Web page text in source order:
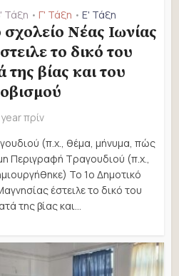
Τάξη • Γ' Τάξη • Ε' Τάξη
Νέας Ιωνίας
το δικό του
βίας και του
year πρίν
(π.χ., θέμα, μήνυμα, πώς
Περιγραφή Τραγουδιού (π.χ.,
Το 1ο Δημοτικό
έστειλε το δικό του
της βίας και...